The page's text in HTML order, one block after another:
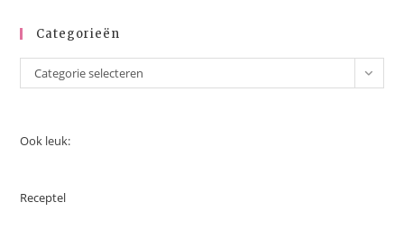
Categorieën
Categorieën
Categorie selecteren
Ook leuk:
Receptel